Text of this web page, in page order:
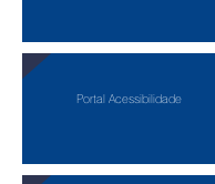
Portal Acessibilidade